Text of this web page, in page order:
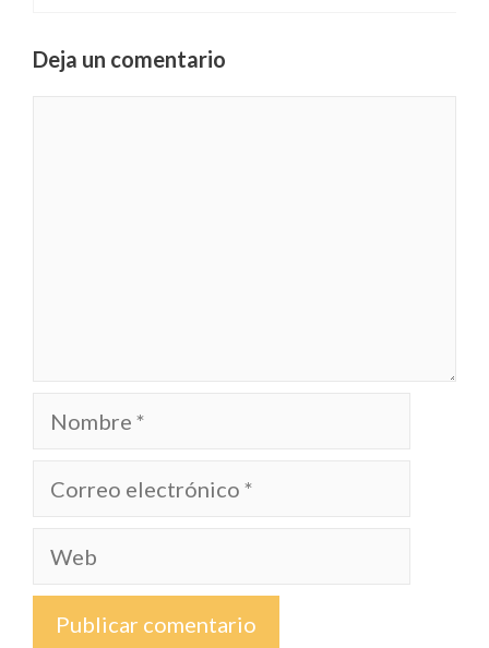
Deja un comentario